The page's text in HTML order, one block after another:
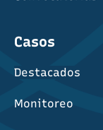
Casos
Destacados
Monitoreo